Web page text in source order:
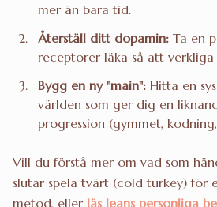
mer än bara tid.
Återställ ditt dopamin: Ta en
receptorer läka så att
Bygg en ny "main": Hitta en
världen som ger dig en
progression (gymmet,
Vill du förstå mer om vad som
slutar spela tvärt (cold turkey) för
metod, eller läs Jeans personliga